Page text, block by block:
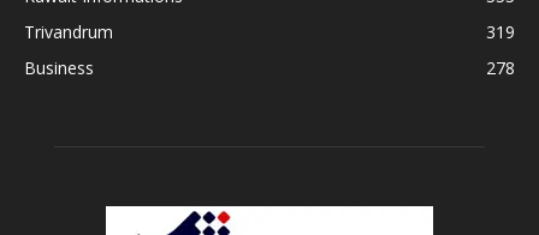
Trivandrum
319
Business
278